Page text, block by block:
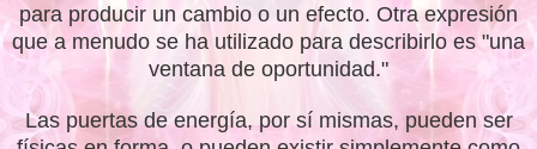
para producir un cambio o un efecto. Otra expresión
que a menudo se ha utilizado para describirlo es "una
ventana de oportunidad."
Las puertas de energía, por sí mismas, pueden ser